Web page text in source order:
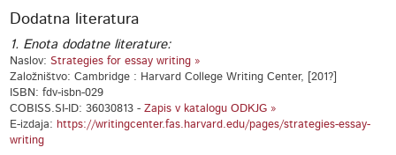
Dodatna literatura
1. Enota dodatne literature:
Naslov:Strategies for essay writing »
Založništvo: Cambridge : Harvard College Writing Center, [201?]
ISBN: fdv-isbn-029
COBISS.SI-ID: 36030813 -Zapis v katalogu ODKJG »
E-izdaja: https://writingcenter.fas.harvard.edu/pages/strategies-essay-
writing